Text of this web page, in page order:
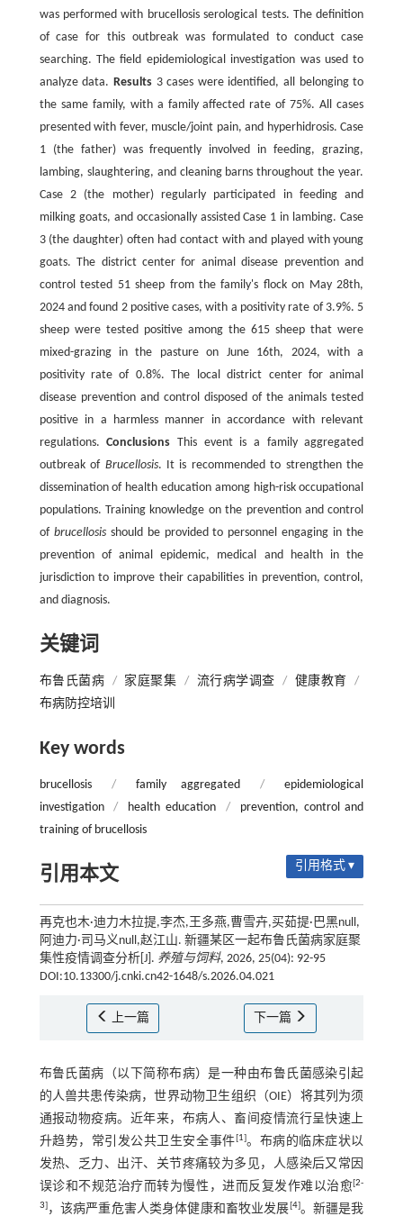
was performed with brucellosis serological tests. The definition
of case for this outbreak was formulated to conduct case
searching. The field epidemiological investigation was used to
analyze data. Results3 cases were identified, all belonging to
the same family, with a family affected rate of 75%. All cases
presented with fever, muscle/joint pain, and hyperhidrosis. Case
1 (the father) was frequently involved in feeding, grazing,
lambing, slaughtering, and cleaning barns throughout the year.
Case 2 (the mother) regularly participated in feeding and
milking goats, and occasionally assisted Case 1 in lambing. Case
3 (the daughter) often had contact with and played with young
goats. The district center for animal disease prevention and
control tested 51 sheep from the family's flock on May 28th,
2024 and found 2 positive cases, with a positivity rate of 3.9%. 5
sheep were tested positive among the 615 sheep that were
mixed-grazing in the pasture on June 16th, 2024, with a
positivity rate of 0.8%. The local district center for animal
disease prevention and control disposed of the animals tested
positive in a harmless manner in accordance with relevant
regulations.Conclusions This event is a family aggregated
outbreak of Brucellosis. It is recommended to strengthen the
dissemination of health education among high-risk occupational
populations. Training knowledge on the prevention and control
of brucellosisshould be provided to personnel engaging in the
prevention of animal epidemic, medical and health in the
jurisdiction to improve their capabilities in prevention, control,
and diagnosis.
关键词
布鲁氏菌病 / 家庭聚集 / 流行病学调查 / 健康教育
/
布病防控培训
Key words
brucellosis / family aggregated /
epidemiological
investigation
/ health education /
prevention, control and
training of brucellosis
引用本文 引用格式 ▾
再克也木·迪力木拉提,李杰,王多燕,曹雪卉,买茹提·巴黑null,
阿迪力·司马义null,赵江山. 新疆某区一起布鲁氏菌病家庭聚
集性疫情调查分析[J]. 养殖与饲料, 2026, 25(04): 92-95
DOI:10.13300/j.cnki.cn42-1648/s.2026.04.021
上一篇 下一篇
布鲁氏菌病（以下简称布病）是一种由布鲁氏菌感染引起
的人兽共患传染病，世界动物卫生组织（OIE）将其列为须
通报动物疫病。近年来，布病人、畜间疫情流行呈快速上
升趋势，常引发公共卫生安全事件[1]。布病的临床症状以
发热、乏力、出汗、关节疼痛较为多见，人感染后又常因
误诊和不规范治疗而转为慢性，进而反复发作难以治愈[2-
3]，该病严重危害人类身体健康和畜牧业发展[4]。新疆是我